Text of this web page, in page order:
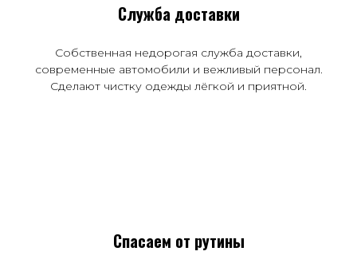
Служба доставки
Собственная недорогая служба доставки,
современные автомобили и вежливый персонал.
Сделают чистку одежды лёгкой и приятной.
Спасаем от рутины